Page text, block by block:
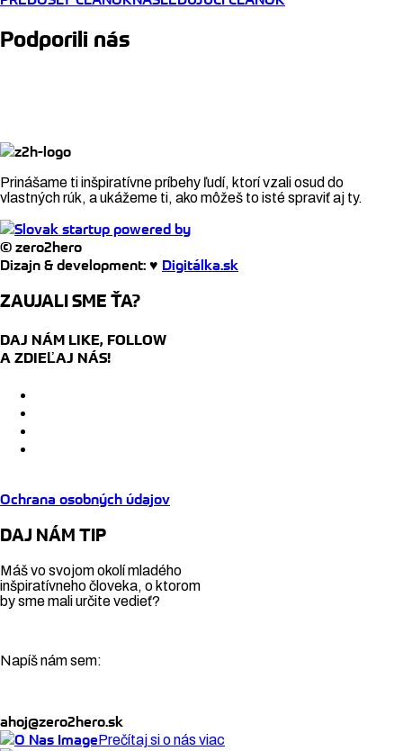
Podporili nás
Prinášame ti inšpiratívne príbehy ľudí, ktorí vzali osud do
vlastných rúk, a ukážeme ti, ako môžeš to isté spraviť aj ty.
© zero2hero
Dizajn & development: ♥ Digitálka.sk
ZAUJALI SME ŤA?
DAJ NÁM LIKE, FOLLOW
A ZDIEĽAJ NÁS!
Ochrana osobných údajov
DAJ NÁM TIP
Máš vo svojom okolí mladého
inšpiratívneho človeka, o ktorom
by sme mali určite vedieť?
Napíš nám sem:
ahoj@zero2hero.sk
Prečítaj si o nás viac